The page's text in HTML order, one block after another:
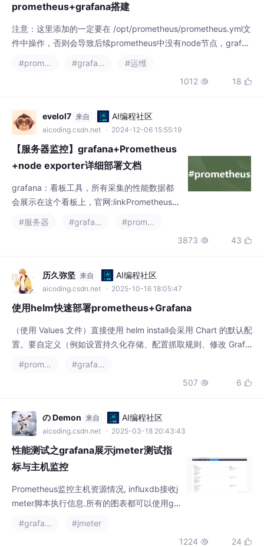
prometheus+grafana搭建
注意：这里添加的一定要在 /opt/prometheus/prometheus.yml文
件中操作，否则会导致后续prometheus中没有node节点，grafan
a表盘中无数据。点击Endpoint目标的值，再从exporter具体能抓
到的数据，随便复制一个值就好，比如go_gc_pauses_seconds_c
ount。访问：http://IP地址:3000，默认账号/密码：admin/adm
#prometheus #grafana
#运维
1012  18 
evelol7 来自 AI编程社区
aicoding.csdn.net · 2024-12-06 15:55:19
【服务器监控】grafana+Prometheus
+node exporter详细部署文档
grafana：看板工具，所有采集的性能数据都
会展示在这个看板上，官网:linkPrometheus:
能都是在它这里，参考文档:linknode_exporte
us，以此将数据传过去。这是prometheus官
网的架构图，可以参考这个看一下。
#服务器 #grafana
#prometheus
3873  43 
历久弥坚 来自 AI编程社区
aicoding.csdn.net · 2025-10-16 18:05:47
使用helm快速部署prometheus+Grafana
（使用 Values 文件）直接使用 helm install会采用 Chart 的默认配
置。要自定义（例如设置持久化存储、配置抓取规则、修改 Grafa
m-values.yaml文件，根据你的需求修改配置。
#prometheus
#grafana
507  6 
の Demon 来自 AI编程社区
aicoding.csdn.net · 2025-03-18 20:43:43
性能测试之grafana展示jmeter测试指
标与主机监控
Prometheus监控主机资源情况, influxdb接收j
meter脚本执行信息.所有的图表都可以使用gr
#grafana
#jmeter
1224  24 